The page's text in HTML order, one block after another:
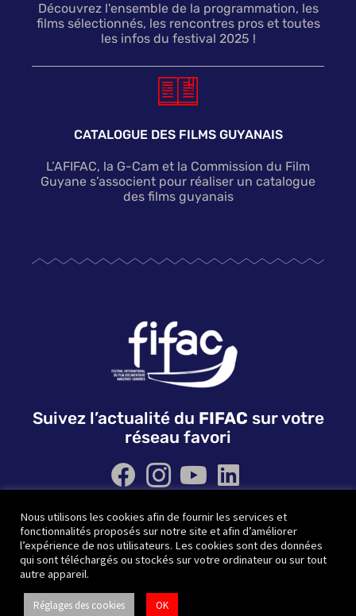
Découvrez l'ensemble de la programmation, les
films sélectionnés, les rencontres pros et toutes
les infos du festival 2025 !
CATALOGUE DES FILMS GUYANAIS
L’AFIFAC, la G-Cam et la Commission du Film
Guyane s’associent pour réaliser un catalogue
des films guyanais
Suivez l’actualité du FIFAC sur votre
réseau favori
QUI SOMMES NOUS ? NOS PARTENAIRES
CONTACTEZ-NOUS
Nous utilisons les cookies afin de fournir les services et
fonctionnalités proposés sur notre site et afin d’améliorer
l’expérience de nos utilisateurs. Les cookies sont des données
qui sont téléchargés ou stockés sur votre ordinateur ou sur tout
autre appareil.
Réglages des cookies OK